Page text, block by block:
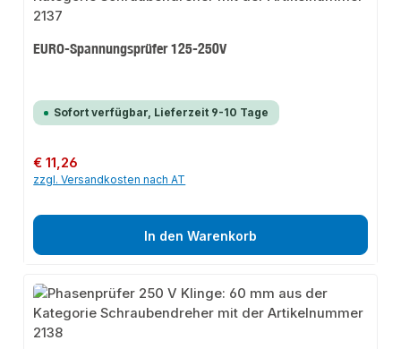
EURO-Spannungsprüfer 125-250V
Sofort verfügbar, Lieferzeit 9-10 Tage
Regulärer Preis:
€ 11,26
zzgl. Versandkosten nach AT
In den Warenkorb